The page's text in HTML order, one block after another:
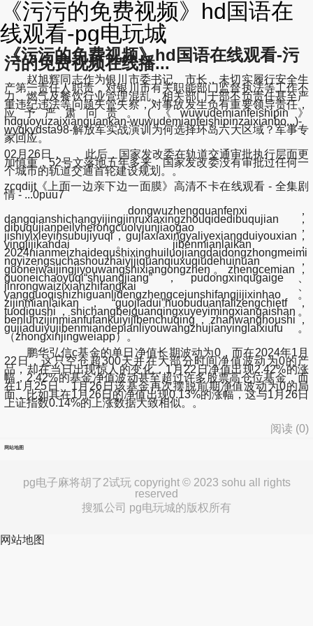
《污污的免费视频》hd国语在
线观看-pg电玩城
《污污的免费视频》hd国语在线观看-污
污的免费视频在线播...
赵旭辉同志作为银川市委书记、市长，未切实履行安全生
产第一责任人职责，对银川市有关职能部门监督执法等工作不
力、燃气及餐饮行业管理混乱、相关部门干部不负责任甚至严
重违纪违法等问题失管失察，对事故发生负有重要领导责任，
应予严肃问责。(《wuwudemianfeishipin》
hdguoyuzaixianguankan-wuwudemianfeishipinzaixianbo...)-
wyqkydsta98-解放军实战演训为何选择环岛六大区域？军事专
家回应。
02月26日， 此后，国家发改委在轨道交通审批执行层面更
加慎重，52号文落地五年多来，国家发改委没有审批过任何一
个城市的轨道交通首轮建设规划。。
zcqdijt《上面一边亲下边一面膜》高清不卡在线观看 - 全集剧
情 - ...0puu7
dongwuzhengquanfenxi，
dangqianshichangyijingjinruxiaxingzhouqidedibuqujian，
dibuqujianpeilvherongcuolvjunjiaogao，
jishiyixieyinsubujiyuqi，gujiaxiaxingyaliyexiangduiyouxian，
yingjijikandai。jibenmianlaikan，
2024nianmeizhaidequshixinghuiluojiangdaidongzhongmeimi
ngyizengsuchashouzhaiyijiquanqiuxuqiudehuinuan，
guoneiwaijingjiyouwangshixiangongzhen。zhengcemian，
guoneichaoyuqi“shuangjiang”，pudongxinqugaige、
jinrongwaizixianzhifangkai、
yangguoqishizhiguanlidengzhengcejunshifangjijixinhao。
zijinmianlaikan，“guojiadui”huobuduanfalizengchietf，
tuodigushi，shichangbeiguanqingxuyeyimingxiangaishan。
benlunzijinmianfufankuiyijibenchuqing，zhanwanghoushi，
gujiaduiyujibenmiandepianliyouwangzhujianyinglaixiufu。
（zhongxinjingweiapp）。
鹏华弘信c基金的单日净值长期波动为0，而在2024年1月
22日，这只空仓超300天并在大部分时间净值波动为0的产
品，却在当日出现惊人的变化，1月22日净值出现2.42%的涨
幅，2.42%的基金净值波动甚至超过许多股票高仓位基金，而
在1月25日、1月26日该基金再次摆脱前期净值波动为0的局
面，比如其在1月26日的净值出现0.13%的涨幅，这与1月26日
上证指数0.14%的上涨数据大致相似。。
阅读 (0)
网站地图
pg电子麻将胡了2试玩 copyright © 2023 sohu all rights
reserved
搜狐公司 pg电玩城的版权所有
网站地图